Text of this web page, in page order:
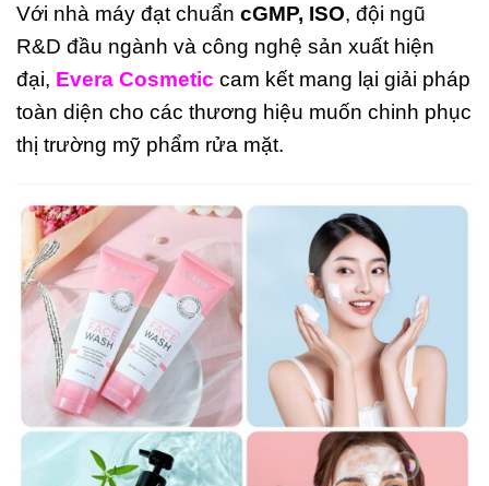
Với nhà máy đạt chuẩn cGMP, ISO, đội ngũ
R&D đầu ngành và công nghệ sản xuất hiện
đại, Evera Cosmetic cam kết mang lại giải pháp
toàn diện cho các thương hiệu muốn chinh phục
thị trường mỹ phẩm rửa mặt.